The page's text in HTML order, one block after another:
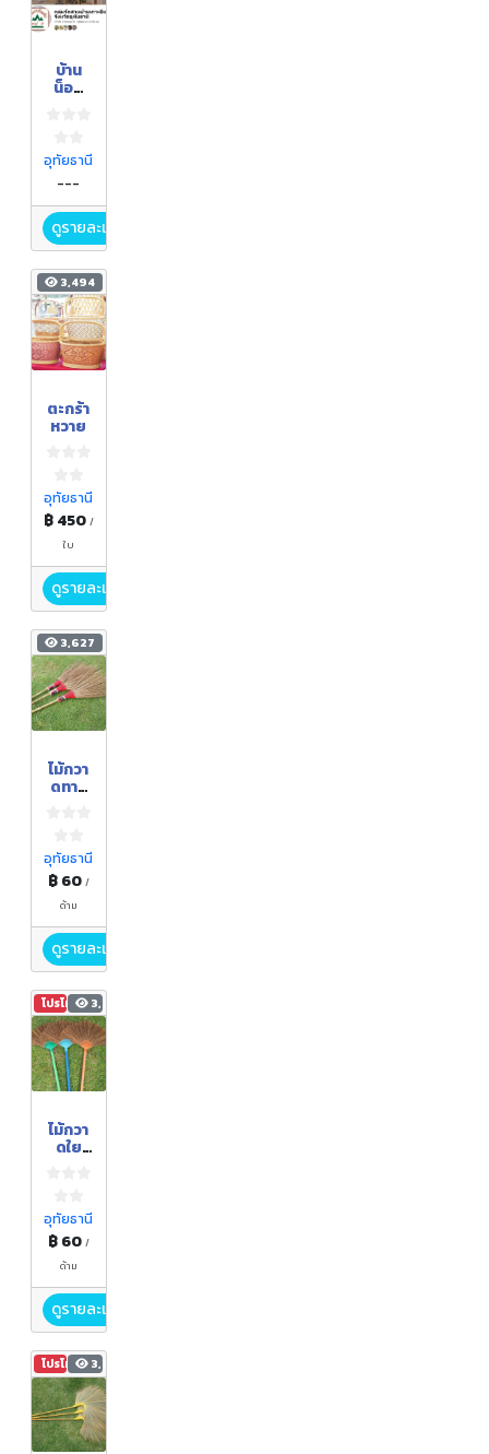
บ้าน
น็อค
อุทัยธานี
---
ดูรายละเอียด
3,494
ตะกร้า
หวาย
อุทัยธานี
฿ 450 /
ใบ
ดูรายละเอียด
3,627
ไม้กวา
ดทาง
อุทัยธานี
฿ 60 /
ด้าม
ดูรายละเอียด
โปรโมชัน3,366
ไม้กวา
ดใย
อุทัยธานี
฿ 60 /
ด้าม
ดูรายละเอียด
โปรโมชัน 3,561